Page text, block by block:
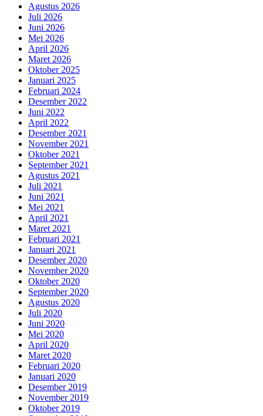
Agustus 2026
Juli 2026
Juni 2026
Mei 2026
April 2026
Maret 2026
Oktober 2025
Januari 2025
Februari 2024
Desember 2022
Juni 2022
April 2022
Desember 2021
November 2021
Oktober 2021
September 2021
Agustus 2021
Juli 2021
Juni 2021
Mei 2021
April 2021
Maret 2021
Februari 2021
Januari 2021
Desember 2020
November 2020
Oktober 2020
September 2020
Agustus 2020
Juli 2020
Juni 2020
Mei 2020
April 2020
Maret 2020
Februari 2020
Januari 2020
Desember 2019
November 2019
Oktober 2019